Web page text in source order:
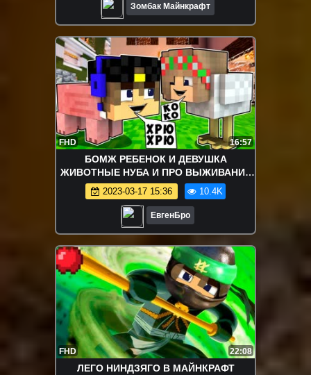
Зомбак Майнкрафт
FHD 16:57
БОМЖ РЕБЕНОК И ДЕВУШКА
ЖИВОТНЫЕ НУБА И ПРО ВЫЖИВАНИЕ
БОМЖА! МАЙНКРАФТ В РЕАЛЬНОЙ
ЖИЗНИ ВИДЕО ТРОЛИНГ
2023-03-17 15:36 10.4K
ЕвгенБро
FHD 22:08
ЛЕГО НИНДЗЯГО В МАЙНКРАФТ